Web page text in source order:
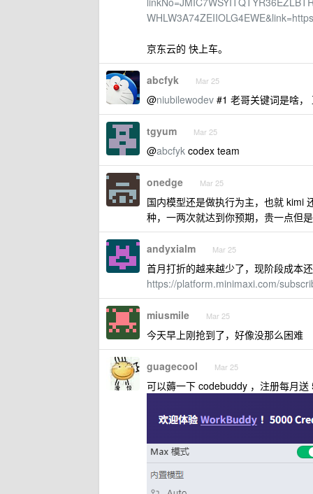
京东云的 快上车。
abcfyk Mar 25
@niubilewodev #1 老哥关键词是啥
tgyum Mar 25
@abcfyk codex team
onedge Mar 25
国内模型还是做执行为主，也就 kimi
种，一两次就达到你预期，贵一点但
andyxialm Mar 25
首月打折的越来越少了，现阶段成本
https://platform.minimaxi.com/
miusmile Mar 25
今天早上刚抢到了，好像没那么困难
guagecool Mar 25
可以薅一下 codebuddy ，注册每月